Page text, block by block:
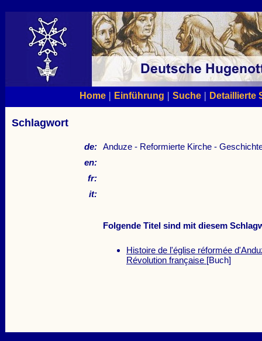
Home| Einführung | Suche| Detaillierte
Schlagwort
de: Anduze - Reformierte Kirche -
en:
fr:
it:
Folgende Titel sind mit diesem
Histoire de l'église réformée
Révolution française [Buch]